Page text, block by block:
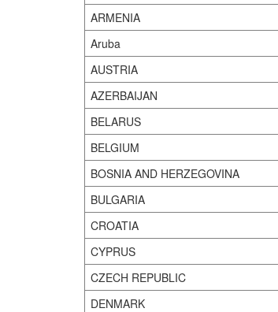
ARMENIA
Aruba
AUSTRIA
AZERBAIJAN
BELARUS
BELGIUM
BOSNIA AND HERZEGOVINA
BULGARIA
CROATIA
CYPRUS
CZECH REPUBLIC
DENMARK